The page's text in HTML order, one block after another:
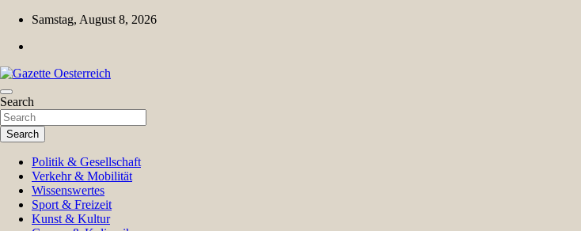
Skip
content
Samstag, August 8, 2026
Gazette Oesterreich
Magazin für Freizeit, Politik, Kultur & Wissenschaft
Search
Search
Politik & Gesellschaft
Verkehr & Mobilität
Wissenswertes
Sport & Freizeit
Kunst & Kultur